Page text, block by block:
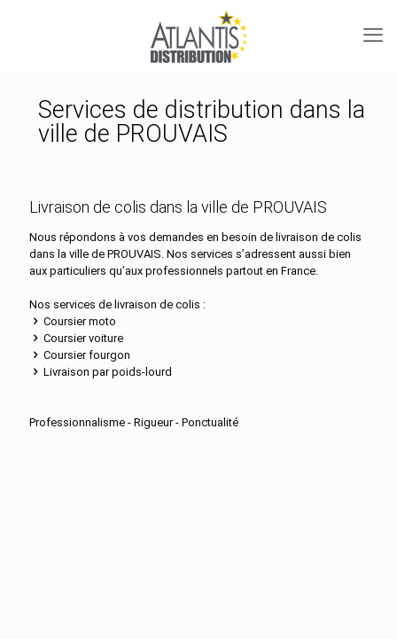
Services de distribution dans la
ville de PROUVAIS
Livraison de colis dans la ville de PROUVAIS
Nous répondons à vos demandes en besoin de livraison de colis
dans la ville de PROUVAIS. Nos services s’adressent aussi bien
aux particuliers qu’aux professionnels partout en France.
Nos services de livraison de colis :
Coursier moto
Coursier voiture
Coursier fourgon
Livraison par poids-lourd
Professionnalisme - Rigueur - Ponctualité